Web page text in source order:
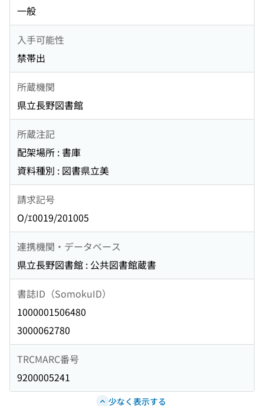
一般
入手可能性
禁帯出
所蔵機関
県立長野図書館
所蔵注記
配架場所 : 書庫
資料種別 : 図書県立美
請求記号
O/ｴ0019/201005
連携機関・データベース
県立長野図書館 : 公共図書館蔵書
書誌ID（SomokuID）
1000001506480
3000062780
TRCMARC番号
9200005241
少なく表示する